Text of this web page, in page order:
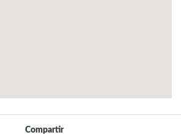
Compartir